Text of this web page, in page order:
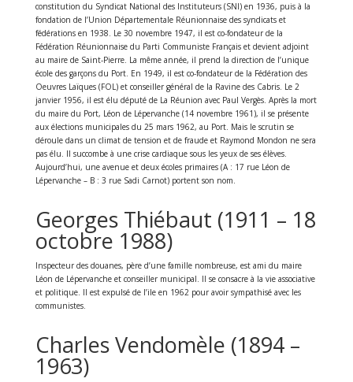
constitution du Syndicat National des Instituteurs (SNI) en 1936, puis à la
fondation de l’Union Départementale Réunionnaise des syndicats et
fédérations en 1938. Le 30 novembre 1947, il est co-fondateur de la
Fédération Réunionnaise du Parti Communiste Français et devient adjoint
au maire de Saint-Pierre. La même année, il prend la direction de l’unique
école des garçons du Port. En 1949, il est co-fondateur de la Fédération des
Oeuvres Laïques (FOL) et conseiller général de la Ravine des Cabris. Le 2
janvier 1956, il est élu député de La Réunion avec Paul Vergès. Après la mort
du maire du Port, Léon de Lépervanche (14 novembre 1961), il se présente
aux élections municipales du 25 mars 1962, au Port. Mais le scrutin se
déroule dans un climat de tension et de fraude et Raymond Mondon ne sera
pas élu. Il succombe à une crise cardiaque sous les yeux de ses élèves.
Aujourd’hui, une avenue et deux écoles primaires (A : 17 rue Léon de
Lépervanche – B : 3 rue Sadi Carnot) portent son nom.
Georges Thiébaut (1911 – 18
octobre 1988)
Inspecteur des douanes, père d’une famille nombreuse, est ami du maire
Léon de Lépervanche et conseiller municipal. Il se consacre à la vie associative
et politique. Il est expulsé de l’ile en 1962 pour avoir sympathisé avec les
communistes.
Charles Vendomèle (1894 –
1963)